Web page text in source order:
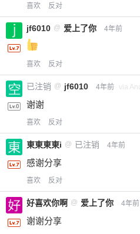
喜欢 反对
jf6010 @ 爱上了你 4年前
喜欢 反对
已注销 @ jf6010 4年前 via
谢谢
喜欢 反对
東東東東i @ 已注销 4年前
感谢分享
喜欢 反对
好喜欢你啊 @ 爱上了你 4年前
谢谢分享